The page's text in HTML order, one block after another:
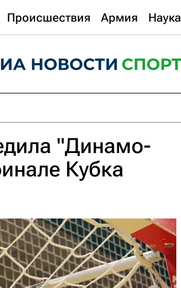
Происшествия Армия Наука
"Динамо-
Кубка